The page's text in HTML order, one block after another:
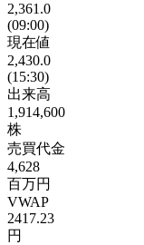
2,361.0
(09:00)
現在値
2,430.0
(15:30)
出来高
1,914,600
株
売買代金
4,628
百万円
VWAP
2417.23
円